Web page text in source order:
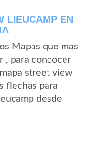
LIEUCAMP EN
Mapas que mas
, para concocer
street view
flechas para
desde